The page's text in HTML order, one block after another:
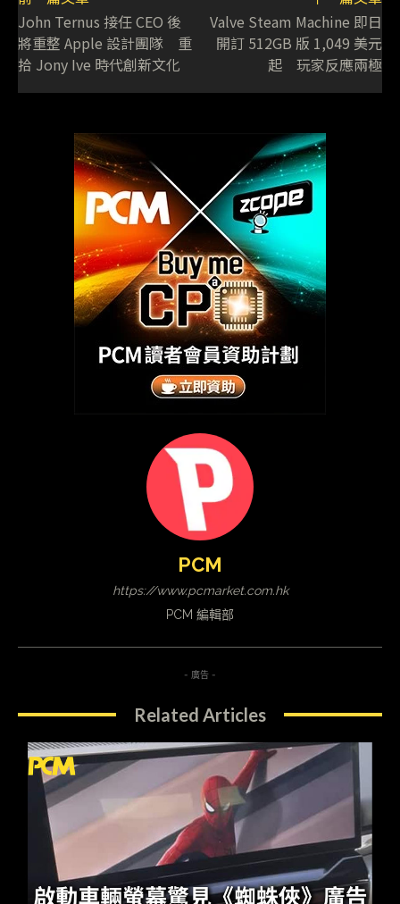
John Ternus 接任 CEO 後
將重整 Apple 設計團隊 重
拾 Jony Ive 時代創新文化
Valve Steam Machine 即日
開訂 512GB 版 1,049 美元
起 玩家反應兩極
PCM
https://www.pcmarket.com.hk
PCM 編輯部
- 廣告 -
Related Articles